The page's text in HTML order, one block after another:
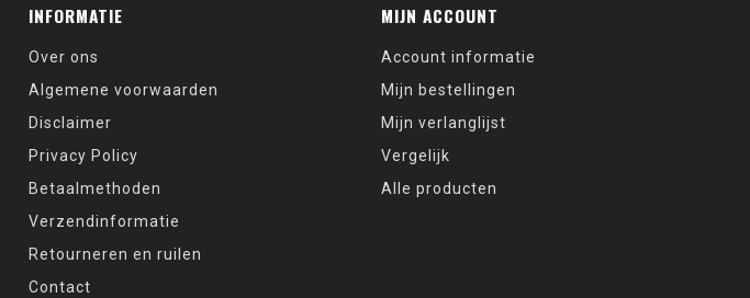
INFORMATIE
Over ons
Algemene voorwaarden
Disclaimer
Privacy Policy
Betaalmethoden
Verzendinformatie
Retourneren en ruilen
Contact
MIJN ACCOUNT
Account informatie
Mijn bestellingen
Mijn verlanglijst
Vergelijk
Alle producten